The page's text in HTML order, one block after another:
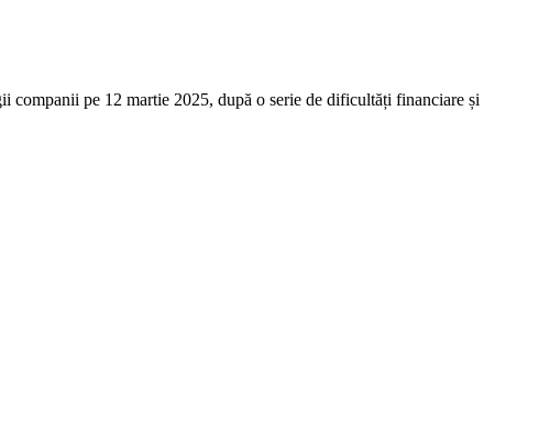
pe 12 martie 2025, după o serie de dificultăți financiare și